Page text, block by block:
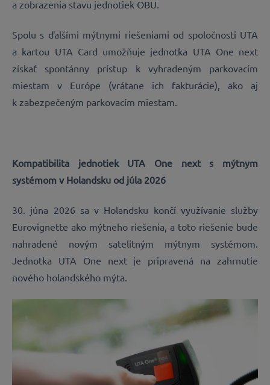
a zobrazenia stavu jednotiek OBU.
Spolu s ďalšími mýtnymi riešeniami od spoločnosti UTA
a kartou UTA Card umožňuje jednotka UTA One next
získať spontánny prístup k vyhradeným parkovacím
miestam v Európe (vrátane ich fakturácie), ako aj
k zabezpečeným parkovacím miestam.
Kompatibilita jednotiek UTA One next s mýtnym
systémom v Holandsku od júla 2026
30. júna 2026 sa v Holandsku končí využívanie služby
Eurovignette ako mýtneho riešenia, a toto riešenie bude
nahradené novým satelitným mýtnym systémom.
Jednotka UTA One next je pripravená na zahrnutie
nového holandského mýta.